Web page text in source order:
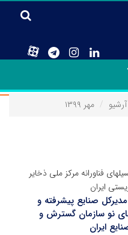
آرشیو مهر ۱۳۹۹
فناورانه مرکز ملی ذخایر
ایران
مدیرکل صنایع پیشرفته و
نو سازمان گسترش و
ایران